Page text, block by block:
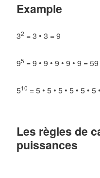
Example
32 = 3 • 3 = 9
95 = 9 • 9 • 9 • 9 • 9 =
510 = 5 • 5 • 5 • 5 • 5 •
Les règles de
puissances